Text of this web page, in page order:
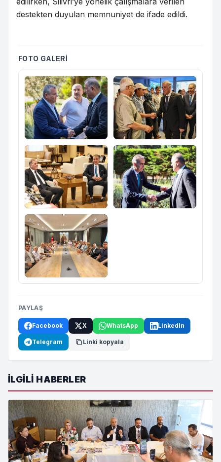
destekten duyulan memnuniyet de ifade edildi.
FOTO GALERI
PAYLAŞ
Facebook X WhatsApp LinkedIn
Telegram Linki kopyala
İLGILI HABERLER